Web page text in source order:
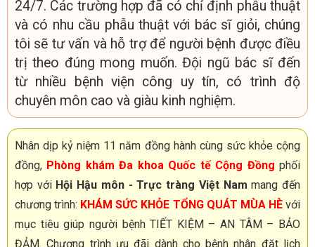
24/7. Các trường hợp đã có chỉ định phẫu thuật
và có nhu cầu phẫu thuật với bác sĩ giỏi, chúng
tôi sẽ tư vấn và hỗ trợ để người bệnh được điều
trị theo đúng mong muốn. Đội ngũ bác sĩ đến
từ nhiều bệnh viện công uy tín, có trình độ
chuyên môn cao và giàu kinh nghiệm.
Nhân dịp kỷ niệm 11 năm đồng hành cùng sức khỏe cộng
đồng, Phòng khám Đa khoa Quốc tế Cộng Đồng phối
hợp với Hội Hậu môn - Trực tràng Việt Nam mang đến
chương trình: KHÁM SỨC KHỎE TỔNG QUÁT MÙA HÈvới
mục tiêu giúp người bệnh TIẾT KIỆM – AN TÂM – BẢO
ĐẢM. Chương trình ưu đãi dành cho bệnh nhân đặt lịch